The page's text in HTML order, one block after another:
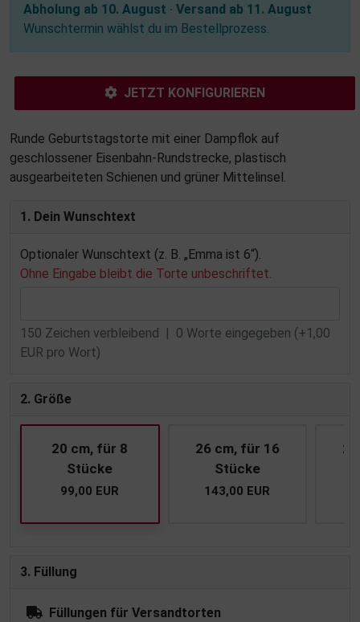
Abholung ab 10. August · Versand ab 11. August
Wunschtermin wählst du im Bestellprozess.
JETZT KONFIGURIEREN
Runde Geburtstagstorte mit einer Dampflok auf
geschlossener Eisenbahn-Rundstrecke, plastisch
ausgearbeiteten Schienen und grüner Mittelinsel.
1. Dein Wunschtext
Optionaler Wunschtext (z. B. „Emma ist 6“).
Ohne Eingabe bleibt die Torte unbeschriftet.
150 Zeichen verbleibend | 0 Worte eingegeben (+1,00
EUR pro Wort)
2. Größe
20 cm, für 8
Stücke
99,00 EUR
26 cm, für 16
Stücke
143,00 EUR
3. Füllung
Füllungen für Versandtorten